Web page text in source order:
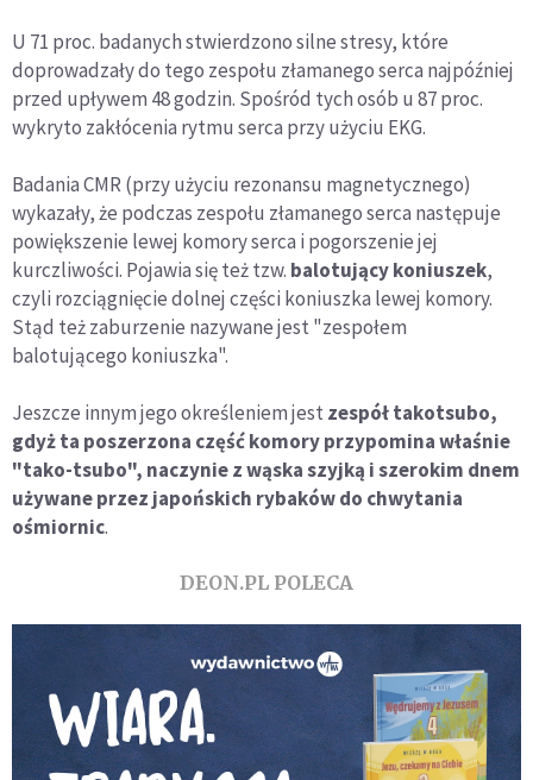
U 71 proc. badanych stwierdzono silne stresy, które
doprowadzały do tego zespołu złamanego serca najpóźniej
przed upływem 48 godzin. Spośród tych osób u 87 proc.
wykryto zakłócenia rytmu serca przy użyciu EKG.
Badania CMR (przy użyciu rezonansu magnetycznego)
wykazały, że podczas zespołu złamanego serca następuje
powiększenie lewej komory serca i pogorszenie jej
kurczliwości. Pojawia się też tzw. balotujący koniuszek,
czyli rozciągnięcie dolnej części koniuszka lewej komory.
Stąd też zaburzenie nazywane jest "zespołem
balotującego koniuszka".
Jeszcze innym jego określeniem jest zespół takotsubo,
gdyż ta poszerzona część komory przypomina właśnie
"tako-tsubo", naczynie z wąska szyjką i szerokim dnem
używane przez japońskich rybaków do chwytania
ośmiornic.
DEON.PL POLECA